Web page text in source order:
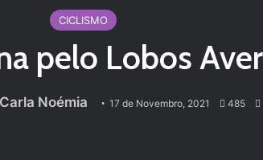
CICLISMO
pelo Lobos
Carla Noémia 17 de Novembro, 2021 485